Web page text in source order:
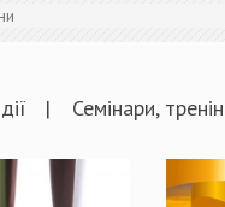
Семінари,